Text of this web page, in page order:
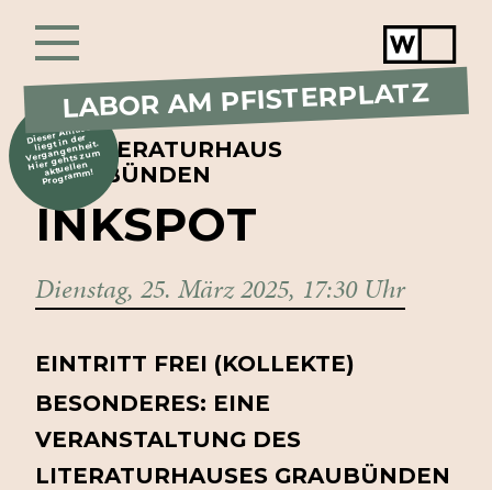
Chur
Dieser Anlass
liegt in der
Vergangenheit.
Hier gehts zum
aktuellen
Programm!
LABOR AM PFISTERPLATZ
LIT LITERATURHAUS
GRAUBÜNDEN
INKSPOT
Dienstag, 25. März 2025, 17:30 Uhr
EINTRITT FREI (KOLLEKTE)
BESONDERES: EINE
VERANSTALTUNG DES
LITERATURHAUSES GRAUBÜNDEN